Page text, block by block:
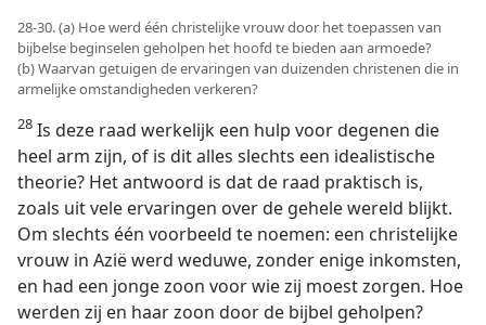
28-30. (a) Hoe werd één christelijke vrouw door het toepassen van
bijbelse beginselen geholpen het hoofd te bieden aan armoede?
(b) Waarvan getuigen de ervaringen van duizenden christenen die in
armelijke omstandigheden verkeren?
28 Is deze raad werkelijk een hulp voor degenen die
heel arm zijn, of is dit alles slechts een idealistische
theorie? Het antwoord is dat de raad praktisch is,
zoals uit vele ervaringen over de gehele wereld blijkt.
Om slechts één voorbeeld te noemen: een christelijke
vrouw in Azië werd weduwe, zonder enige inkomsten,
en had een jonge zoon voor wie zij moest zorgen. Hoe
werden zij en haar zoon door de bijbel geholpen?